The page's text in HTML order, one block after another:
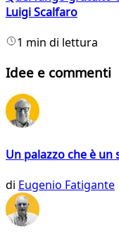
Luigi Scalfaro
1 min di lettura
Idee e commenti
Un palazzo che è
di Eugenio Fatigante